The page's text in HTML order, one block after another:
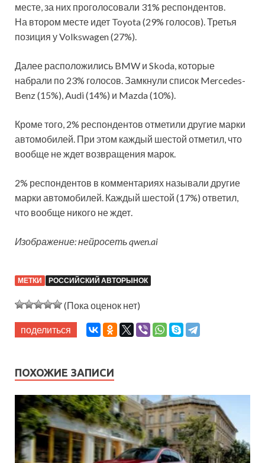
месте, за них проголосовали 31% респондентов.
На втором месте идет Toyota (29% голосов). Третья
позиция у Volkswagen (27%).
Далее расположились BMW и Skoda, которые
набрали по 23% голосов. Замкнули список Mercedes-
Benz (15%), Audi (14%) и Mazda (10%).
Кроме того, 2% респондентов отметили другие марки
автомобилей. При этом каждый шестой отметил, что
вообще не ждет возвращения марок.
2% респондентов в комментариях называли другие
марки автомобилей. Каждый шестой (17%) ответил,
что вообще никого не ждет.
Изображение: нейросеть qwen.ai
МЕТКИ РОССИЙСКИЙ АВТОРЫНОК
(Пока оценок нет)
поделиться
ПОХОЖИЕ ЗАПИСИ